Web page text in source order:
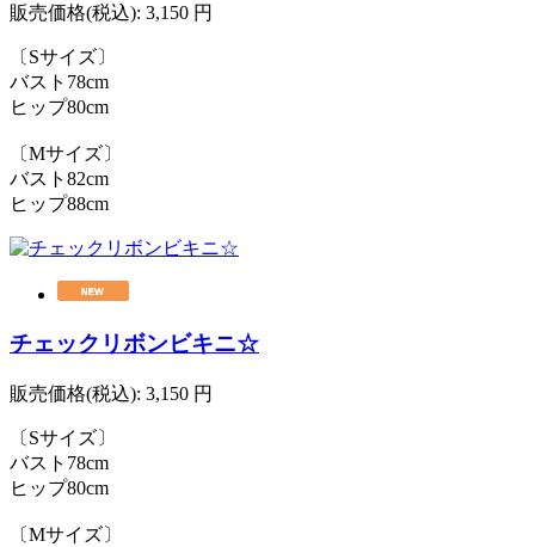
販売価格(税込): 3,150 円
〔Sサイズ〕
バスト78cm
ヒップ80cm
〔Mサイズ〕
バスト82cm
ヒップ88cm
チェックリボンビキニ☆
販売価格(税込): 3,150 円
〔Sサイズ〕
バスト78cm
ヒップ80cm
〔Mサイズ〕